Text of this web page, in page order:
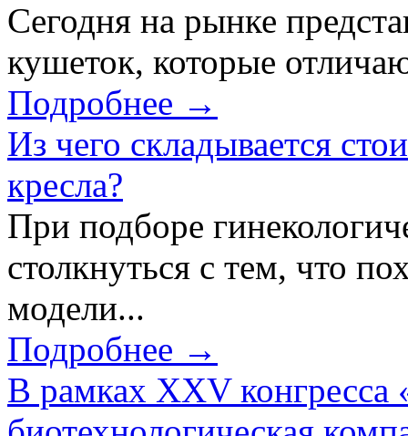
Сегодня на рынке
кушеток, которые
Подробнее →
Из чего складывается
кресла?
При подборе
столкнуться с тем, что
модели...
Подробнее →
В рамках XXV конгресса